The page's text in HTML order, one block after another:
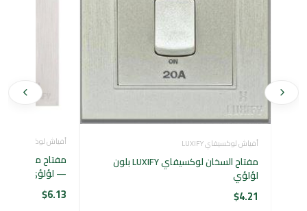
أفياش لوكسيفاي LUXIFY
مفتاح السخان لوكسيفاي LUXIFY بلون
لؤلؤي
$4.21
أفياش لوكسيفاي LUXIFY
— لؤلؤي
$6.13